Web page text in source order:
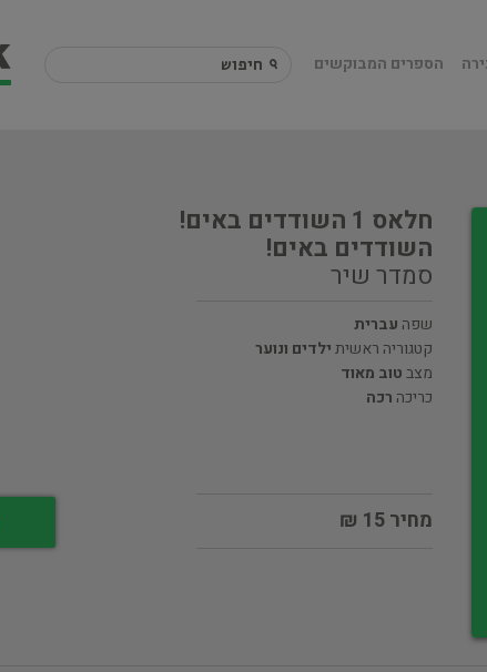
הספרים המבוקשים
חלאס 1 השודדים באים!
השודדים באים!
סמדר שיר
שפה עברית
קטגוריה ראשיתילדים ונוער
מצבטוב מאוד
כריכה רכה
מחיר 15 ₪